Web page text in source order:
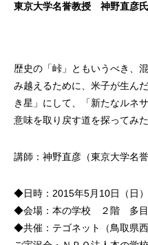
東京大学名誉教授 神野直彦
歴史の「峠」ともいうべき、
み越えるために、米子が生ん
き星」にして、「新たなルネ
意味を取り戻す道を探ってみた
講師：神野直彦（東京大学名誉
◆日時：2015年5月10日（日
◆会場：本の学校 ２階 多目
◆共催：テゴネット（鳥取県